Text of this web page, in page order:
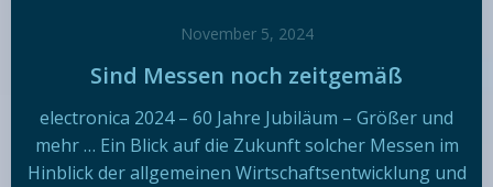
November 5, 2024
Sind Messen noch zeitgemäß
electronica 2024 – 60 Jahre Jubiläum – Größer und
mehr … Ein Blick auf die Zukunft solcher Messen im
Hinblick der allgemeinen Wirtschaftsentwicklung und